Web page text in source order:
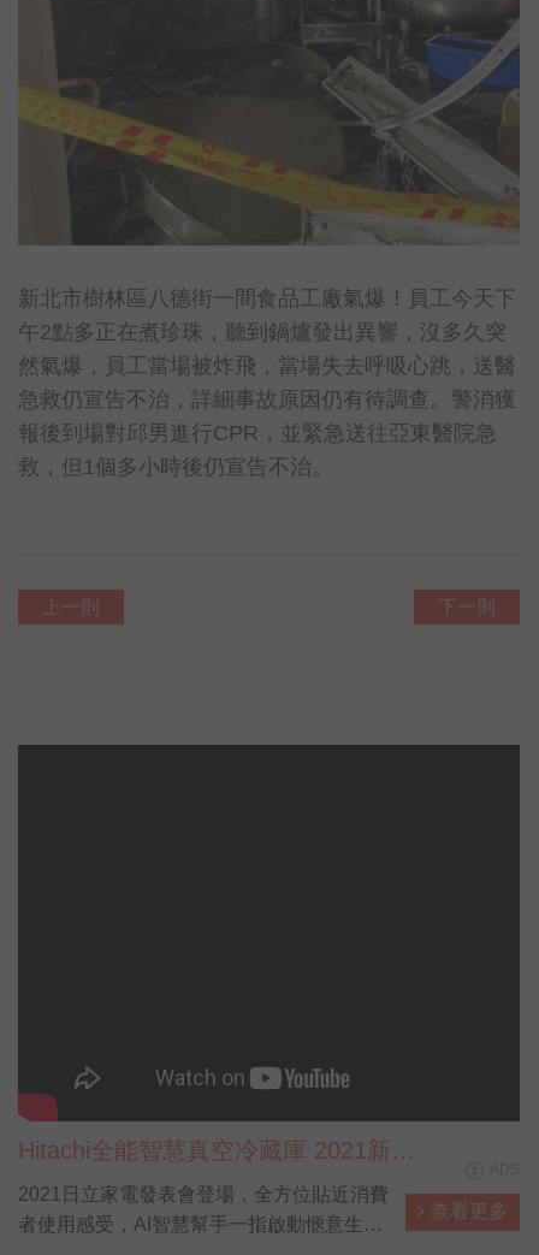
新北市樹林區八德街一間食品工廠氣爆！員工今天下
午2點多正在煮珍珠，聽到鍋爐發出異響，沒多久突
然氣爆，員工當場被炸飛，當場失去呼吸心跳，送醫
急救仍宣告不治，詳細事故原因仍有待調查。警消獲
報後到場對邱男進行CPR，並緊急送往亞東醫院急
救，但1個多小時後仍宣告不治。
上一則 下一則
Hitachi全能智慧真空冷藏庫 2021新鮮
不妥協篇 完整版
2021日立家電發表會登場，全方位貼近消費
者使用感受，AI智慧幫手一指啟動愜意生
查看更多